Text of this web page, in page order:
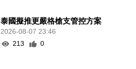
泰國擬推更嚴格槍支管控方案
2026-08-07 23:46
213
0